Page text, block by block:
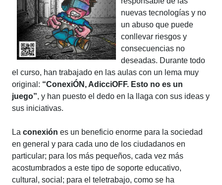
nuevas tecnologías y no
un abuso que puede
conllevar riesgos y
consecuencias no
deseadas. Durante todo
el curso, han trabajado en las aulas con un lema muy
original: “ConexiÓN, AdicciOFF. Esto no es un
juego”, y han puesto el dedo en la llaga con sus ideas y
sus iniciativas.
La conexión es un beneficio enorme para la sociedad
en general y para cada uno de los ciudadanos en
particular; para los más pequeños, cada vez más
acostumbrados a este tipo de soporte educativo,
cultural, social; para el teletrabajo, como se ha